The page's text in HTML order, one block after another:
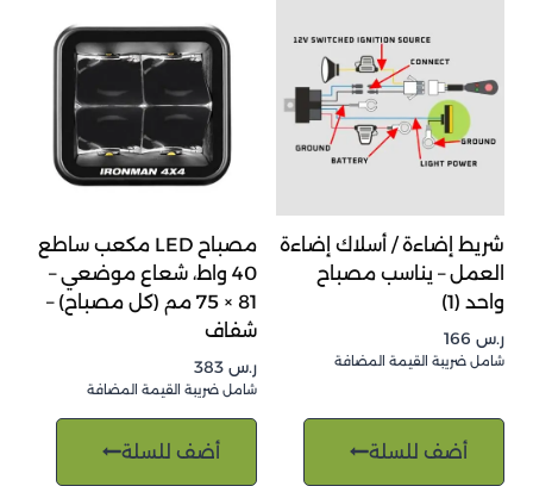
شريط إضاءة / أسلاك إضاءة
العمل – يناسب مصباح
واحد (1)
ر.س
شامل ضريبة القيمة المضافة
أضف للسلة
مصباح LED مكعب ساطع
40 واط، شعاع موضعي –
81 × 75 مم (كل مصباح) –
شفاف
ر.س
شامل ضريبة القيمة المضافة
أضف للسلة